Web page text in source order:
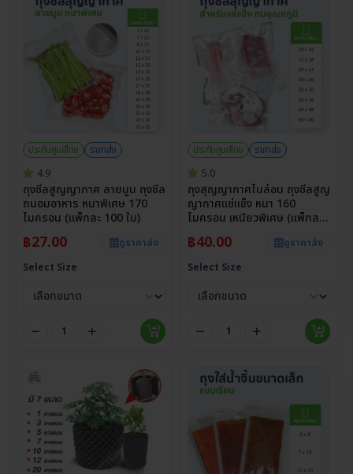
ประกันศูนย์ไทย
ราคาส่ง
4.9
ถุงซีลสูญญากาศ ลายนูน ถุงซีล
ถนอมอาหาร หนาพิเศษ 170
ไมครอน (แพ็กละ 100 ใบ)
฿27.00
ดูราคาส่ง
Select Size
ประกันศูนย์ไทย
ราคาส่ง
5.0
ถุงสุญญากาศไนล่อน ถุงซีลสูญ
ญากาศแช่แข็ง หนา 160
ไมครอน เหนียวพิเศษ (แพ็กละ
฿40.00
ดูราคาส่ง
Select Size